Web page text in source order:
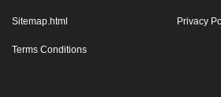
Sitemap.html Privacy
Terms Conditions